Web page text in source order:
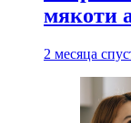
мякоти
2 месяца